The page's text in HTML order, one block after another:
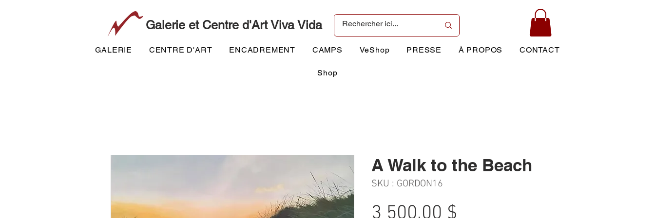
Galerie et Centre d'Art Viva Vida
GALERIE CENTRE D'ART ENCADREMENT CAMPS VeShop PRESSE À PROPOS CONTACT
Shop
A Walk to the Beach
SKU : GORDON16